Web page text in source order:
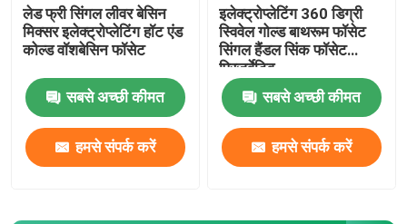
बाथरूम कोण वाल्व
वॉशिंग मशीन नल
लेड फ्री सिंगल लीवर बेसिन
मिक्सर इलेक्ट्रोप्लेटिंग हॉट एंड
कोल्ड वॉशबेसिन फॉसेट
सबसे अच्छी कीमत
हमसे संपर्क करें
इलेक्ट्रोप्लेटिंग 360 डिग्री
स्विवेल गोल्ड बाथरूम फॉसेट
सिंगल हैंडल सिंक फॉसेट
प्रिजर्वेटिव
सबसे अच्छी कीमत
हमसे संपर्क करें